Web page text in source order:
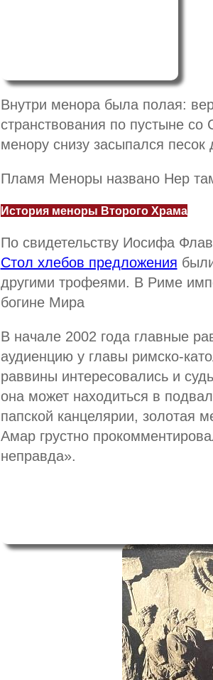
Внутри менора была полая:
странствования по пустыне
менору снизу засыпался песок
Пламя Меноры названо Нер
История меноры Второго Храма
По свидетельству Иосифа
Стол хлебов предложения
другими трофеями. В Риме
богине Мира
В начале 2002 года главные
аудиенцию у главы римско-
раввины интересовались и
она может находиться в
папской канцелярии, золотая
Амар грустно
неправда».